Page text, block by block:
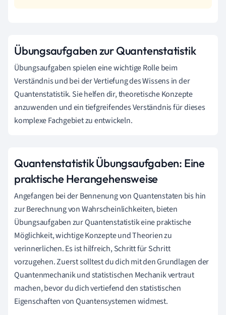
Übungsaufgaben zur Quantenstatistik
Übungsaufgaben spielen eine wichtige Rolle beim
Verständnis und bei der Vertiefung des Wissens in der
Quantenstatistik. Sie helfen dir, theoretische Konzepte
anzuwenden und ein tiefgreifendes Verständnis für dieses
komplexe Fachgebiet zu entwickeln.
Quantenstatistik Übungsaufgaben: Eine
praktische Herangehensweise
Angefangen bei der Bennenung von Quantenstaten bis hin
zur Berechnung von Wahrscheinlichkeiten, bieten
Übungsaufgaben zur Quantenstatistik eine praktische
Möglichkeit, wichtige Konzepte und Theorien zu
verinnerlichen. Es ist hilfreich, Schritt für Schritt
vorzugehen. Zuerst solltest du dich mit den Grundlagen der
Quantenmechanik und statistischen Mechanik vertraut
machen, bevor du dich vertiefend den statistischen
Eigenschaften von Quantensystemen widmest.